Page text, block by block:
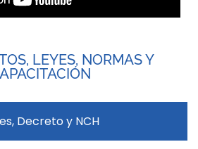
LEYES, NORMAS Y
Decreto y NCH